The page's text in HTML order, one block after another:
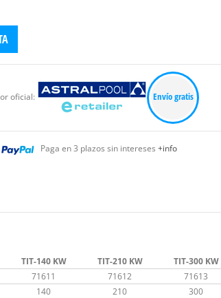
oficial: Envío gratis
Paga en 3 plazos sin intereses +info
TIT-140 KW TIT-210 KW TIT-300 KW
71611 71612 71613
140 210 300